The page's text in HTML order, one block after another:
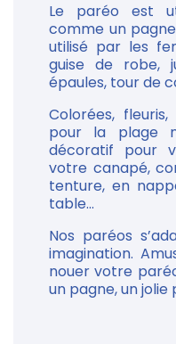
Le paréo est
comme un
utilisé par les
guise de robe,
épaules, tour de
Colorées,
pour la plage
décoratif pour
votre canapé,
tenture, en
table...
Nos paréos
imagination.
nouer votre
un pagne, un jolie